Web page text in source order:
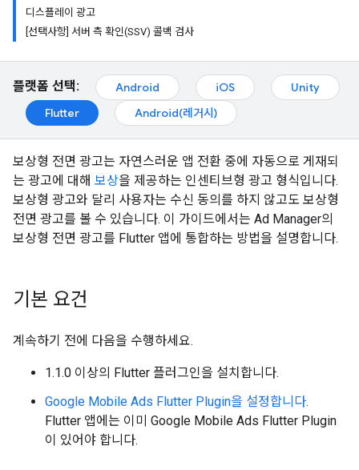
디스플레이 광고
[선택사항] 서버 측 확인(SSV) 콜백 검사
플랫폼 선택: Android iOS
Unity
Flutter
Android(레거시)
보상형 전면 광고는 자연스러운 앱 전환 중에 자동으로 게재되
는 광고에 대해 보상을 제공하는 인센티브형 광고 형식입니다.
보상형 광고와 달리 사용자는 수신 동의를 하지 않고도 보상형
전면 광고를 볼 수 있습니다. 이 가이드에서는 Ad Manager의
보상형 전면 광고를 Flutter 앱에 통합하는 방법을 설명합니다.
기본 요건
계속하기 전에 다음을 수행하세요.
1.1.0 이상의 Flutter 플러그인을 설치합니다.
Google Mobile Ads Flutter Plugin을 설정합니다.
Flutter 앱에는 이미 Google Mobile Ads Flutter Plugin
이 있어야 합니다.